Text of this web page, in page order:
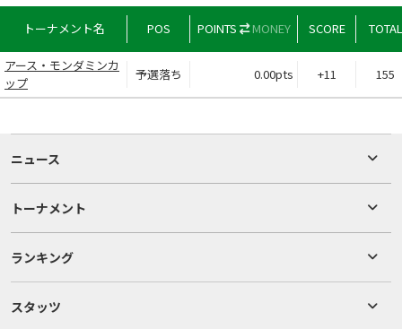
トーナメント名 POS POINTS MONEY SCORE TOTAL
アース・モンダミンカ
ップ
予選落ち 0.00pts +11 155
ニュース
トーナメント
ランキング
スタッツ